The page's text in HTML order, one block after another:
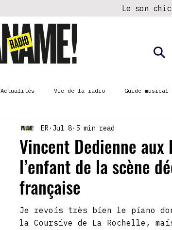
Le son
Actualités Vie de la radio Guide musical
Vincent Dedienne
l’enfant de la scène
française
ER Jul 8 5 min read
Je revois très bien le piano
la Coursive de La Rochelle,